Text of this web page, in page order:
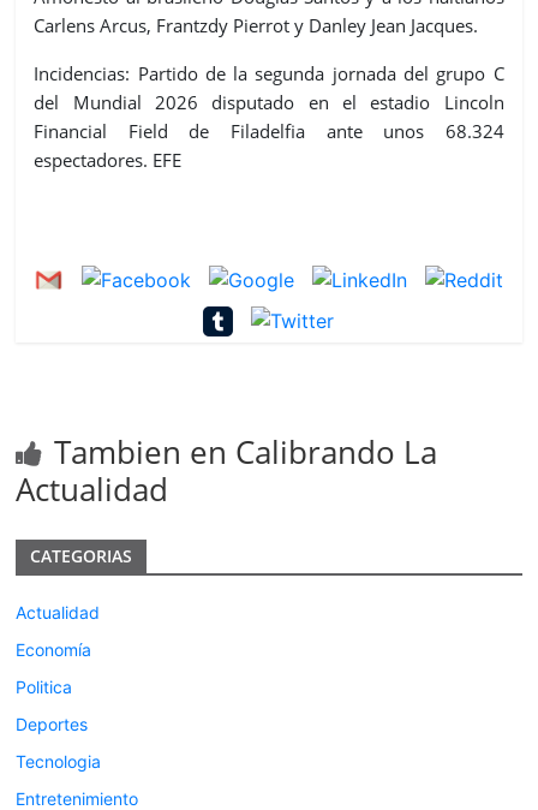
Carlens Arcus, Frantzdy Pierrot y Danley Jean Jacques.
Incidencias: Partido de la segunda jornada del grupo C
del Mundial 2026 disputado en el estadio Lincoln
Financial Field de Filadelfia ante unos 68.324
espectadores. EFE
Tambien en Calibrando La
Actualidad
CATEGORIAS
Actualidad
Economía
Politica
Deportes
Tecnologia
Entretenimiento